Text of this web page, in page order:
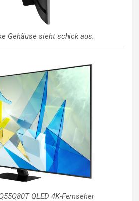
Gehäuse sieht schick aus.
QLED 4K-Fernseher